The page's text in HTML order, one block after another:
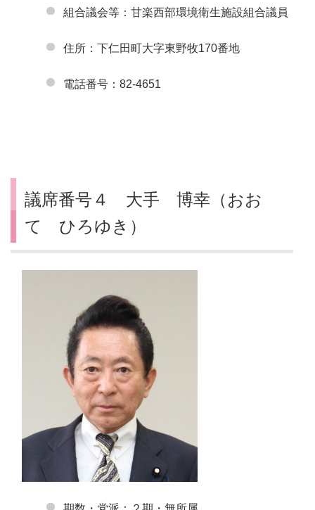
組合議会等：甘楽西部環境衛生施設組合議員
住所：下仁田町大字東野牧170番地
電話番号：82-4651
議席番号４ 大手 博幸（おお
て ひろゆき）